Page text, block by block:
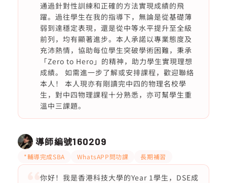
通過針對性訓練和正確的方法實現成績的飛
躍。過往學生在我的指導下，無論是從基礎薄
弱到達穩定表現，還是從中等水平提升至全級
前列，均有顯著進步。本人承諾以專業態度及
充沛熱情，協助每位學生突破學術困難，秉承
「Zero to Hero」的精神，助力學生實現理想
成績。 如需進一步了解或安排課程，歡迎聯絡
本人！ 本人現亦有剛讀完中四的物理名校學
生，對中四物理課程十分熟悉，亦可幫學生重
溫中三課題。
導師編號160209
*輔導完成SBA WhatsAPP問功課 長期補習
你好！我是香港科技大學的Year 1學生，DSE成